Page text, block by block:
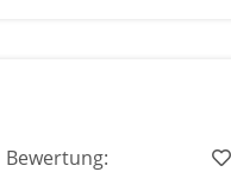
Bewertung: